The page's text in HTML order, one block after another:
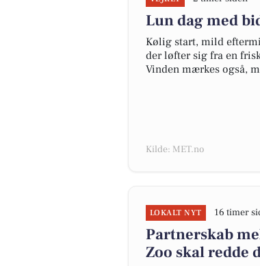
Lun dag med
Kølig start, mild
der løfter sig fra en
Vinden mærkes også,
Kilde: MET.no
LOKALT NYT 16 timer
Partnerskab
Zoo skal redde